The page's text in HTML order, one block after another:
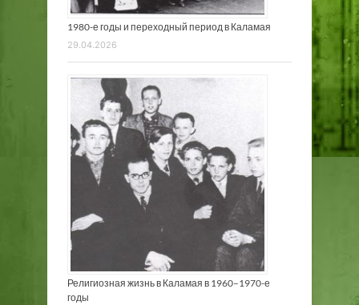
1980-е годы и переходный период в Каламая
29.04.2026
Религиозная жизнь в Каламая в 1960–1970-е
годы